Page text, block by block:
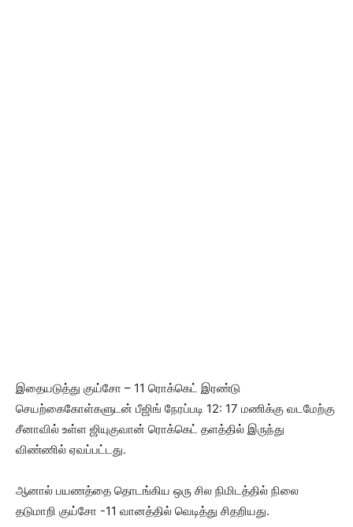
இதையடுத்து குய்சோ – 11 ரொக்கெட் இரண்டு
செயற்கைகோள்களுடன் பீஜிங் நேரப்படி 12: 17 மணிக்கு வடமேற்கு
சீனாவில் உள்ள ஜியுகுவான் ரொக்கெட் தளத்தில் இருந்து
விண்ணில் ஏவப்பட்டது.
ஆனால் பயணத்தை தொடங்கிய ஒரு சில நிமிடத்தில் நிலை
தடுமாறி குய்சோ -11 வானத்தில் வெடித்து சிதறியது.